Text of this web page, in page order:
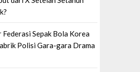
Sepak Bola Korea
Polisi Gara-gara Drama